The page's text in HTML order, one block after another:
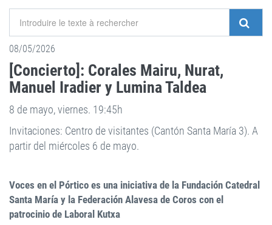
08/05/2026
[Concierto]: Corales Mairu, Nurat,
Manuel Iradier y Lumina Taldea
8 de mayo, viernes. 19:45h
Invitaciones: Centro de visitantes (Cantón Santa María 3). A
partir del miércoles 6 de mayo.
Voces en el Pórtico es una iniciativa de la Fundación Catedral
Santa María y la Federación Alavesa de Coros con el
patrocinio de Laboral Kutxa